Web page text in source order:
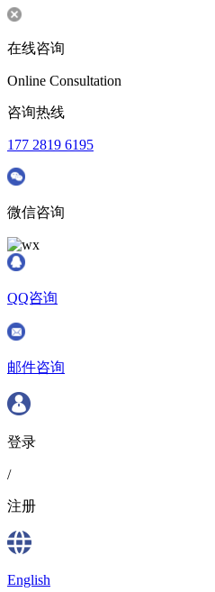
在线咨询
Online Consultation
咨询热线
177 2819 6195
微信咨询
QQ咨询
邮件咨询
登录
/
注册
English